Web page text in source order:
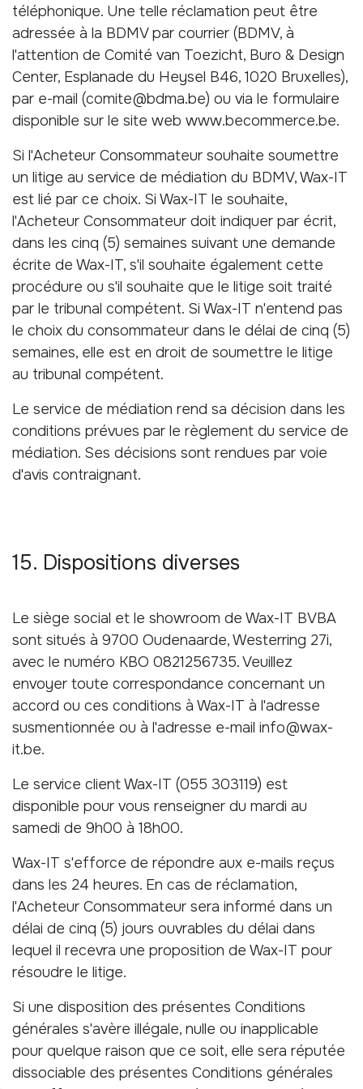
téléphonique. Une telle réclamation peut être
adressée à la BDMV par courrier (BDMV, à
l'attention de Comité van Toezicht, Buro & Design
Center, Esplanade du Heysel B46, 1020 Bruxelles),
par e-mail (comite@bdma.be) ou via le formulaire
disponible sur le site web www.becommerce.be.
Si l'Acheteur Consommateur souhaite soumettre
un litige au service de médiation du BDMV, Wax-IT
est lié par ce choix. Si Wax-IT le souhaite,
l'Acheteur Consommateur doit indiquer par écrit,
dans les cinq (5) semaines suivant une demande
écrite de Wax-IT, s'il souhaite également cette
procédure ou s'il souhaite que le litige soit traité
par le tribunal compétent. Si Wax-IT n'entend pas
le choix du consommateur dans le délai de cinq (5)
semaines, elle est en droit de soumettre le litige
au tribunal compétent.
Le service de médiation rend sa décision dans les
conditions prévues par le règlement du service de
médiation. Ses décisions sont rendues par voie
d'avis contraignant.
15. Dispositions diverses
Le siège social et le showroom de Wax-IT BVBA
sont situés à 9700 Oudenaarde, Westerring 27i,
avec le numéro KBO 0821256735. Veuillez
envoyer toute correspondance concernant un
accord ou ces conditions à Wax-IT à l'adresse
susmentionnée ou à l'adresse e-mail info@wax-
it.be.
Le service client Wax-IT (055 303119) est
disponible pour vous renseigner du mardi au
samedi de 9h00 à 18h00.
Wax-IT s'efforce de répondre aux e-mails reçus
dans les 24 heures. En cas de réclamation,
l'Acheteur Consommateur sera informé dans un
délai de cinq (5) jours ouvrables du délai dans
lequel il recevra une proposition de Wax-IT pour
résoudre le litige.
Si une disposition des présentes Conditions
générales s'avère illégale, nulle ou inapplicable
pour quelque raison que ce soit, elle sera réputée
dissociable des présentes Conditions générales